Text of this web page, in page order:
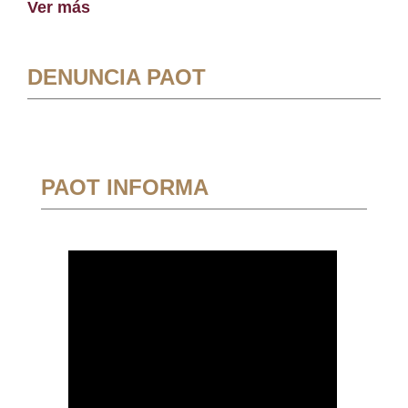
Ver más
DENUNCIA PAOT
PAOT INFORMA